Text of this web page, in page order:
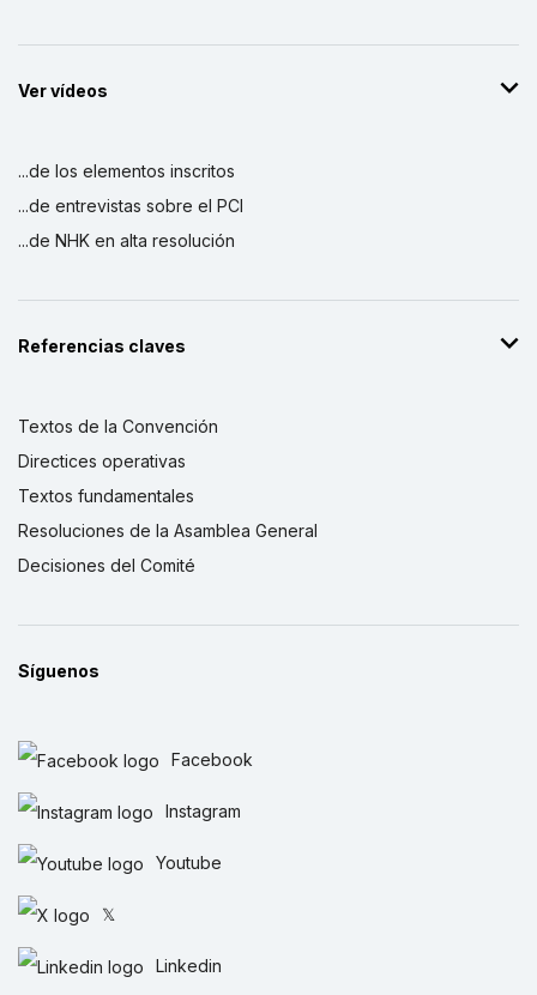
Ver vídeos
...de los elementos inscritos
...de entrevistas sobre el PCI
...de NHK en alta resolución
Referencias claves
Textos de la Convención
Directices operativas
Textos fundamentales
Resoluciones de la Asamblea General
Decisiones del Comité
Síguenos
Facebook
Instagram
Youtube
𝕏
Linkedin